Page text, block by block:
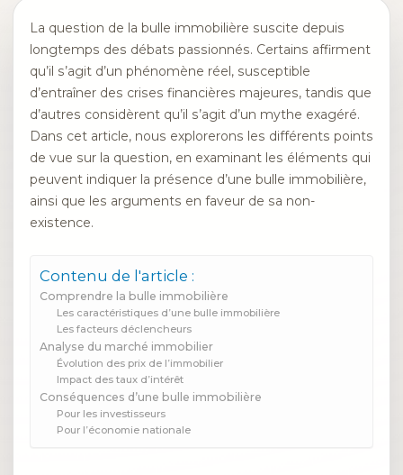
La question de la bulle immobilière suscite depuis
longtemps des débats passionnés. Certains affirment
qu’il s’agit d’un phénomène réel, susceptible
d’entraîner des crises financières majeures, tandis que
d’autres considèrent qu’il s’agit d’un mythe exagéré.
Dans cet article, nous explorerons les différents points
de vue sur la question, en examinant les éléments qui
peuvent indiquer la présence d’une bulle immobilière,
ainsi que les arguments en faveur de sa non-
existence.
Contenu de l'article :
Comprendre la bulle immobilière
Les caractéristiques d’une bulle immobilière
Les facteurs déclencheurs
Analyse du marché immobilier
Évolution des prix de l’immobilier
Impact des taux d’intérêt
Conséquences d’une bulle immobilière
Pour les investisseurs
Pour l’économie nationale